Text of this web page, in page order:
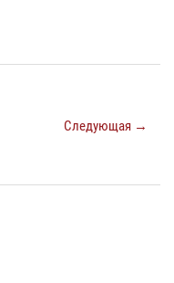
Следующая →